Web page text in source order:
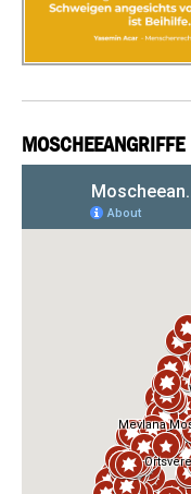
MOSCHEEANGRIFFE